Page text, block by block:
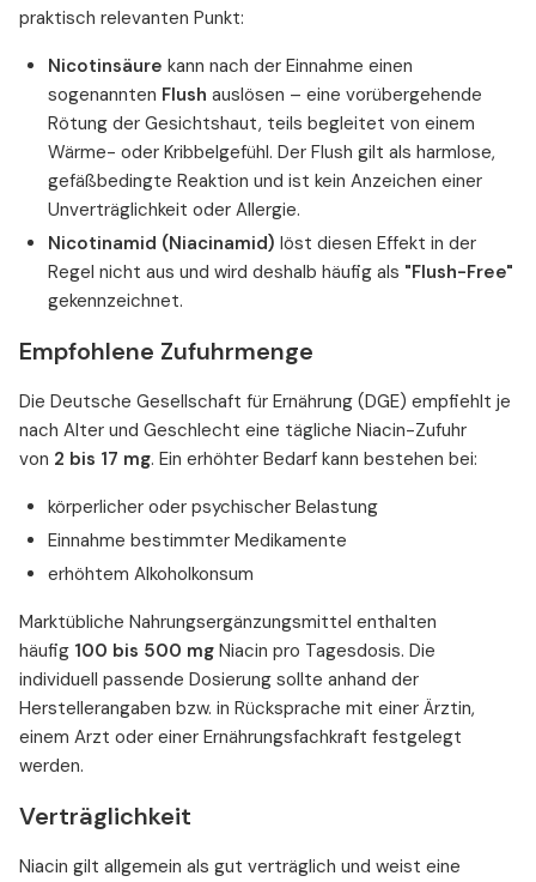
praktisch relevanten Punkt:
Nicotinsäure kann nach der Einnahme einen
sogenannten Flush auslösen – eine vorübergehende
Rötung der Gesichtshaut, teils begleitet von einem
Wärme- oder Kribbelgefühl. Der Flush gilt als harmlose,
gefäßbedingte Reaktion und ist kein Anzeichen einer
Unverträglichkeit oder Allergie.
Nicotinamid (Niacinamid) löst diesen Effekt in der
Regel nicht aus und wird deshalb häufig als "Flush-Free"
gekennzeichnet.
Empfohlene Zufuhrmenge
Die Deutsche Gesellschaft für Ernährung (DGE) empfiehlt je
nach Alter und Geschlecht eine tägliche Niacin-Zufuhr
von 2 bis 17 mg. Ein erhöhter Bedarf kann bestehen bei:
körperlicher oder psychischer Belastung
Einnahme bestimmter Medikamente
erhöhtem Alkoholkonsum
Marktübliche Nahrungsergänzungsmittel enthalten
häufig 100 bis 500 mg Niacin pro Tagesdosis. Die
individuell passende Dosierung sollte anhand der
Herstellerangaben bzw. in Rücksprache mit einer Ärztin,
einem Arzt oder einer Ernährungsfachkraft festgelegt
werden.
Verträglichkeit
Niacin gilt allgemein als gut verträglich und weist eine